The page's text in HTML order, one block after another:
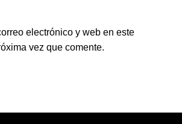
electrónico y web en este
vez que comente.